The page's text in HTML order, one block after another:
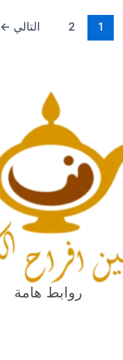
1
2 التالي ←
روابط هامة